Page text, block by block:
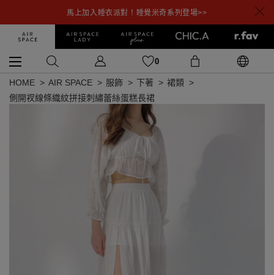
馬上加入睡衣派對！睡覺米奇系列登場>>
0
HOME AIR SPACE 服飾 下著
裙類
側開衩線條織紋拼接刺繡蕾絲蛋糕長裙